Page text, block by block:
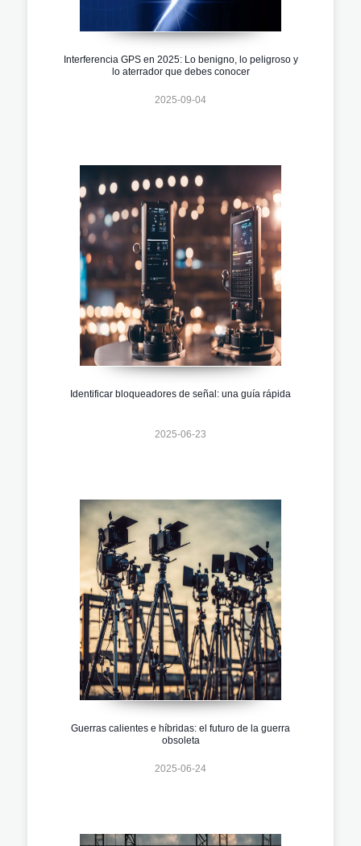
Interferencia GPS en 2025: Lo benigno, lo peligroso y
lo aterrador que debes conocer
2025-09-04
Identificar bloqueadores de señal: una guía rápida
2025-06-23
Guerras calientes e híbridas: el futuro de la guerra
obsoleta
2025-06-24